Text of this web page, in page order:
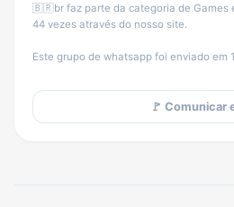
🇧🇷br faz parte da categoria de Games
44 vezes através do nosso site.
Este grupo de whatsapp foi enviado em
🚩 Comunicar